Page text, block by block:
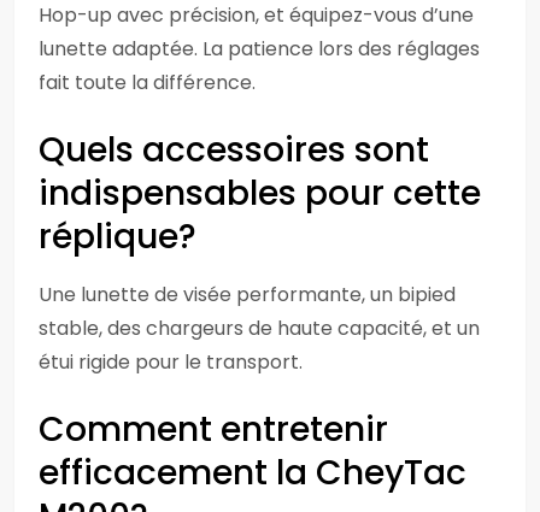
Hop-up avec précision, et équipez-vous d’une
lunette adaptée. La patience lors des réglages
fait toute la différence.
Quels accessoires sont
indispensables pour cette
réplique?
Une lunette de visée performante, un bipied
stable, des chargeurs de haute capacité, et un
étui rigide pour le transport.
Comment entretenir
efficacement la CheyTac